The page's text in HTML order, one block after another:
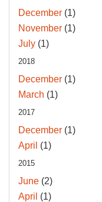
December (1)
November (1)
July (1)
2018
December (1)
March (1)
2017
December (1)
April (1)
2015
June (2)
April (1)